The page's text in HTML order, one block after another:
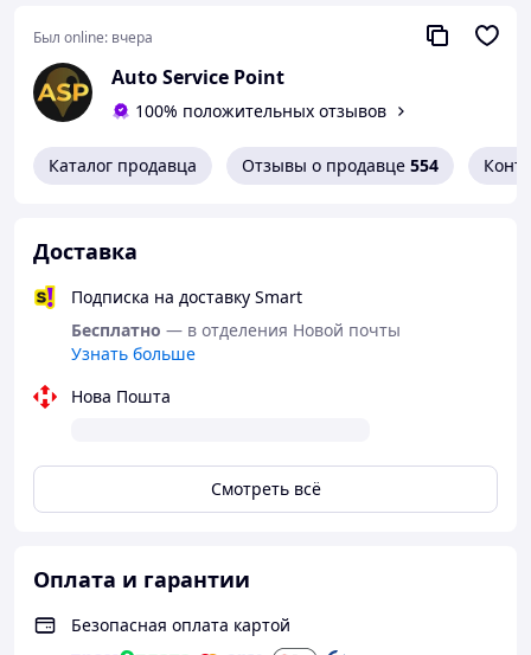
Был online: вчера
Auto Service Point
100% положительных отзывов
Каталог продавца Отзывы о продавце 554
Доставка
Подписка на доставку Smart
Бесплатно — в отделения Новой почты
Узнать больше
Нова Пошта
Смотреть всё
Оплата и гарантии
Безопасная оплата картой